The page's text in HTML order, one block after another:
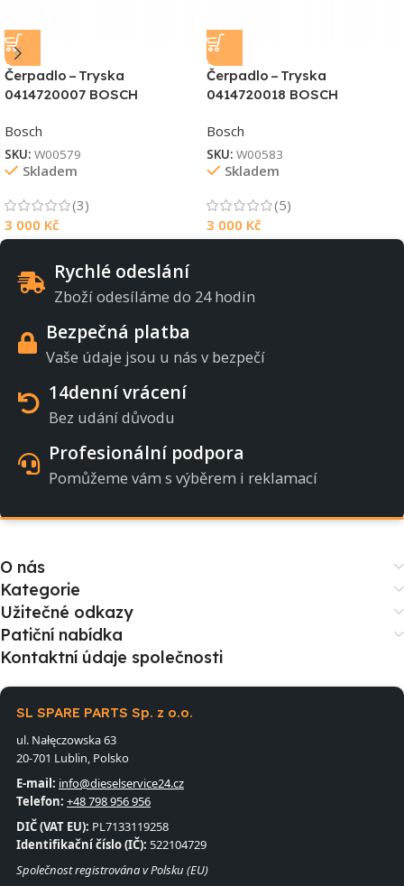
Čerpadlo – Tryska
0414720007 BOSCH
Bosch
SKU: W00579
Skladem
(3)
3 000 Kč
Čerpadlo – Tryska
0414720018 BOSCH
Bosch
SKU: W00583
Skladem
(5)
3 000 Kč
Rychlé odeslání
Zboží odesíláme do 24 hodin
Bezpečná platba
Vaše údaje jsou u nás v bezpečí
14denní vrácení
Bez udání důvodu
Profesionální podpora
Pomůžeme vám s výběrem i reklamací
O nás
Kategorie
Užitečné odkazy
Patiční nabídka
Kontaktní údaje společnosti
SL SPARE PARTS Sp. z o.o.
ul. Nałęczowska 63
20-701 Lublin, Polsko
E-mail: info@dieselservice24.cz
Telefon: +48 798 956 956
DIČ (VAT EU): PL7133119258
Identifikační číslo (IČ): 522104729
Společnost registrována v Polsku (EU)